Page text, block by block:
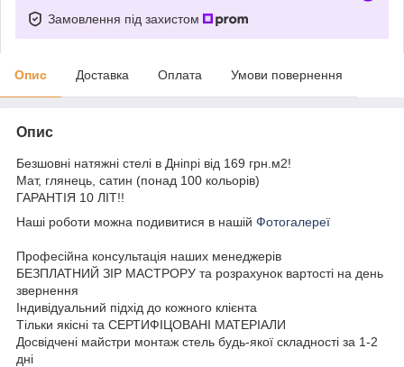
Замовлення під захистом
Опис Доставка Оплата Умови повернення
Опис
Безшовні натяжні стелі в Дніпрі від 169 грн.м2!
Мат, глянець, сатин (понад 100 кольорів)
ГАРАНТІЯ 10 ЛІТ!!
Наші роботи можна подивитися в нашій Фотогалереї
Професійна консультація наших менеджерів
БЕЗПЛАТНИЙ ЗІР МАСТРОРУ та розрахунок вартості на день
звернення
Індивідуальний підхід до кожного клієнта
Тільки якісні та СЕРТИФІЦОВАНІ МАТЕРІАЛИ
Досвідчені майстри монтаж стель будь-якої складності за 1-2
дні